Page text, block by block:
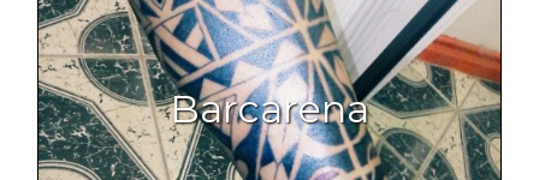
Barcarena